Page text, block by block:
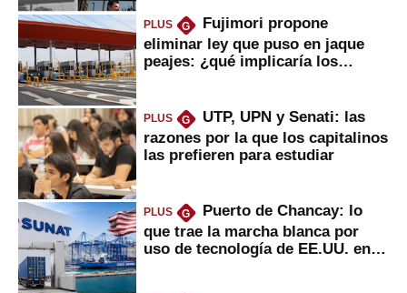
PLUS G
Fujimori propone
eliminar ley que puso en jaque
peajes: ¿qué implicaría los
PLUS G
UTP, UPN y Senati: las
razones por la que los capitalinos
las prefieren para estudiar
PLUS G
Puerto de Chancay: lo
que trae la marcha blanca por
uso de tecnología de EE.UU. en